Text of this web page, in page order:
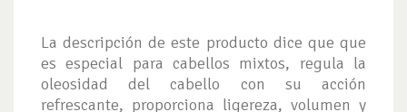
La descripción de este producto dice que que
es especial para cabellos mixtos, regula la
oleosidad del cabello con su acción
refrescante, proporciona ligereza, volumen y